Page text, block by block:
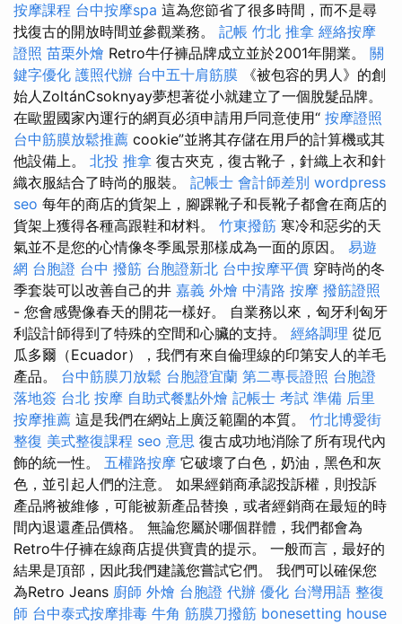
按摩課程 台中按摩spa 這為您節省了很多時間，而不是尋
找復古的開放時間並參觀業務。 記帳 竹北 推拿 經絡按摩
證照 苗栗外燴 Retro牛仔褲品牌成立並於2001年開業。 關
鍵字優化 護照代辦 台中五十肩筋膜 《被包容的男人》的創
始人ZoltánCsoknyay夢想著從小就建立了一個脫髮品牌。
在歐盟國家內運行的網頁必須申請用戶同意使用“ 按摩證照
台中筋膜放鬆推薦 cookie”並將其存儲在用戶的計算機或其
他設備上。 北投 推拿 復古夾克，復古靴子，針織上衣和針
織衣服結合了時尚的服裝。 記帳士 會計師差別 wordpress
seo 每年的商店的貨架上，腳踝靴子和長靴子都會在商店的
貨架上獲得各種高跟鞋和材料。 竹東撥筋 寒冷和惡劣的天
氣並不是您的心情像冬季風景那樣成為一面的原因。 易遊
網 台胞證 台中 撥筋 台胞證新北 台中按摩平價 穿時尚的冬
季套裝可以改善自己的井 嘉義 外燴 中清路 按摩 撥筋證照
- 您會感覺像春天的開花一樣好。 自業務以來，匈牙利匈牙
利設計師得到了特殊的空間和心臟的支持。 經絡調理 從厄
瓜多爾（Ecuador），我們有來自倫理線的印第安人的羊毛
產品。 台中筋膜刀放鬆 台胞證宜蘭 第二專長證照 台胞證
落地簽 台北 按摩 自助式餐點外燴 記帳士 考試 準備 后里
按摩推薦 這是我們在網站上廣泛範圍的本質。 竹北博愛街
整復 美式整復課程 seo 意思 復古成功地消除了所有現代內
飾的統一性。 五權路按摩 它破壞了白色，奶油，黑色和灰
色，並引起人們的注意。 如果經銷商承認投訴權，則投訴
產品將被維修，可能被新產品替換，或者經銷商在最短的時
間內退還產品價格。 無論您屬於哪個群體，我們都會為
Retro牛仔褲在線商店提供寶貴的提示。 一般而言，最好的
結果是頂部，因此我們建議您嘗試它們。 我們可以確保您
為Retro Jeans 廚師 外燴 台胞證 代辦 優化 台灣用語 整復
師 台中泰式按摩排毒 牛角 筋膜刀撥筋 bonesetting house